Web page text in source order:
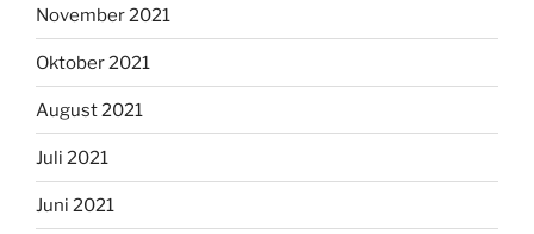
November 2021
Oktober 2021
August 2021
Juli 2021
Juni 2021